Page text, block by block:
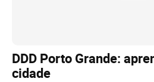
DDD Porto Grande:
cidade